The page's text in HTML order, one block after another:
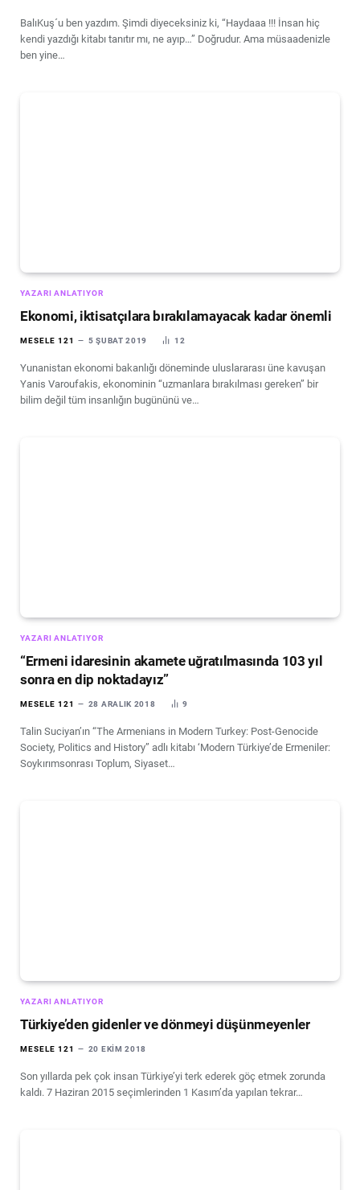
BalıKuş´u ben yazdım. Şimdi diyeceksiniz ki, “Haydaaa !!! İnsan hiç
kendi yazdığı kitabı tanıtır mı, ne ayıp…” Doğrudur. Ama müsaadenizle
ben yine…
YAZARI ANLATIYOR
Ekonomi, iktisatçılara bırakılamayacak kadar önemli
MESELE 121 5 ŞUBAT 2019 12
Yunanistan ekonomi bakanlığı döneminde uluslararası üne kavuşan
Yanis Varoufakis, ekonominin “uzmanlara bırakılması gereken” bir
bilim değil tüm insanlığın bugününü ve…
YAZARI ANLATIYOR
“Ermeni idaresinin akamete uğratılmasında 103 yıl
sonra en dip noktadayız”
MESELE 121 28 ARALIK 2018 9
Talin Suciyan’ın “The Armenians in Modern Turkey: Post-Genocide
Society, Politics and History” adlı kitabı ‘Modern Türkiye’de Ermeniler:
Soykırımsonrası Toplum, Siyaset…
YAZARI ANLATIYOR
Türkiye’den gidenler ve dönmeyi düşünmeyenler
MESELE 121 20 EKIM 2018
Son yıllarda pek çok insan Türkiye’yi terk ederek göç etmek zorunda
kaldı. 7 Haziran 2015 seçimlerinden 1 Kasım’da yapılan tekrar…